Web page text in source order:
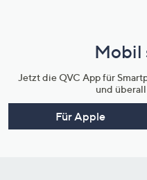
Mobil
Jetzt die QVC App für
und
Für Apple